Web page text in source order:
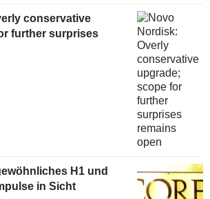
conservative
further surprises
H1 und
in Sicht